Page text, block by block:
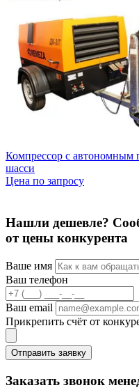
Компрессор с
шасси
Цена по запросу
Нашли дешевле?
от цены конкурента
Ваше имя
Ваш телефон
Ваш email
Прикрепить счёт от
Отправить заявку
Заказать звонок